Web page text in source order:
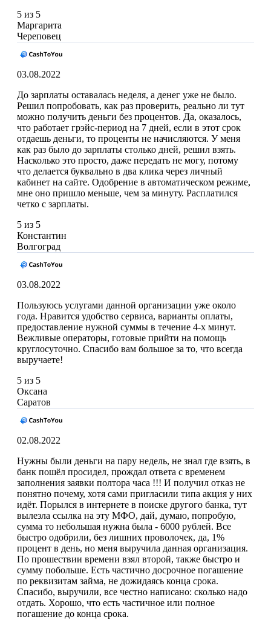
5 из 5
Маргарита
Череповец
03.08.2022
До зарплаты оставалась неделя, а денег уже не было.
Решил попробовать, как раз проверить, реально ли тут
можно получить деньги без процентов. Да, оказалось,
что работает грэйс-период на 7 дней, если в этот срок
отдаешь деньги, то проценты не начисляются. У меня
как раз было до зарплаты столько дней, решил взять.
Насколько это просто, даже передать не могу, потому
что делается буквально в два клика через личный
кабинет на сайте. Одобрение в автоматическом режиме,
мне оно пришло меньше, чем за минуту. Расплатился
четко с зарплаты.
5 из 5
Константин
Волгоград
03.08.2022
Пользуюсь услугами данной организации уже около
года. Нравится удобство сервиса, варианты оплаты,
предоставление нужной суммы в течение 4-х минут.
Вежливые операторы, готовые прийти на помощь
круглосуточно. Спасибо вам большое за то, что всегда
выручаете!
5 из 5
Оксана
Саратов
02.08.2022
Нужны были деньги на пару недель, не знал где взять, в
банк пошёл просидел, прождал ответа с временем
заполнения заявки полтора часа !!! И получил отказ не
понятно почему, хотя сами пригласили типа акция у них
идёт. Порылся в интернете в поиске другого банка, тут
вылезла ссылка на эту МФО, дай, думаю, попробую,
сумма то небольшая нужна была - 6000 рублей. Все
быстро одобрили, без лишних проволочек, да, 1%
процент в день, но меня выручила данная организация.
По прошествии времени взял второй, также быстро и
сумму побольше. Есть частично досрочное погашение
по реквизитам займа, не дожидаясь конца срока.
Спасибо, выручили, все честно написано: сколько надо
отдать. Хорошо, что есть частичное или полное
погашение до конца срока.